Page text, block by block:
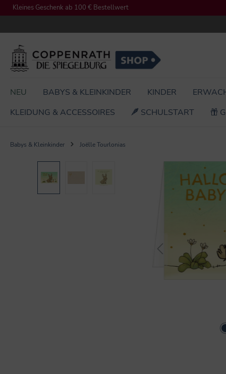
Zur Hauptnavigation springen
Kleines Geschenk ab 100 € Bestellwert
NEU BABYS & KLEINKINDER KINDER
KLEIDUNG & ACCESSOIRES
SCHULSTART
Babys & Kleinkinder Joëlle Tourlonias